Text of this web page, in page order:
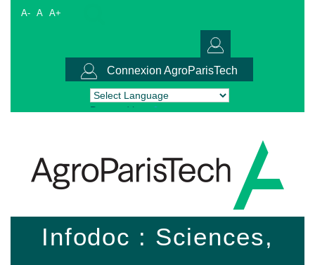
A- A A+
Connexion AgroParisTech
Powered by Translate
Infodoc : Sciences,